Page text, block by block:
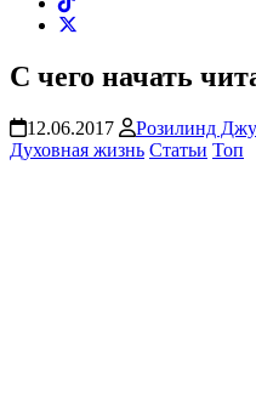
С чего начать
12.06.2017 Розилинд
Духовная жизнь Статьи Топ